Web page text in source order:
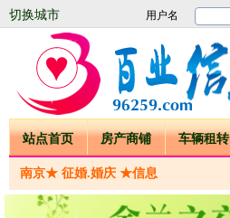
切换城市
站点首页 房产商铺 车辆租转
南京★ 征婚.婚庆 ★信息